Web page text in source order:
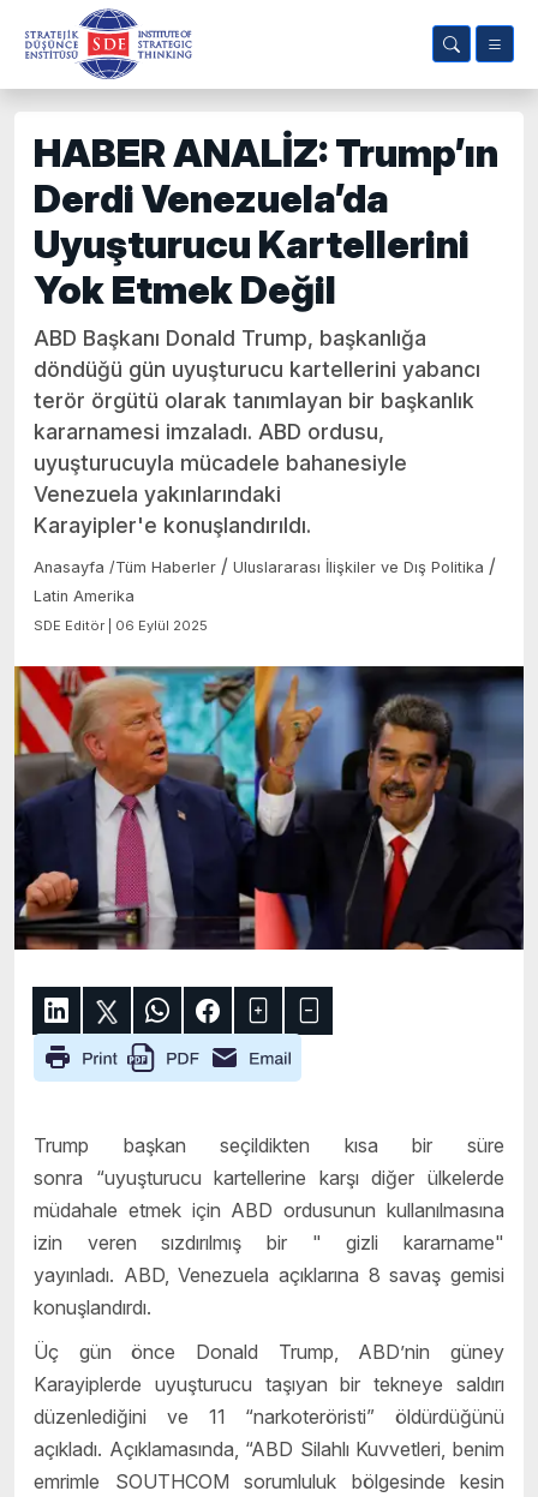
HABER ANALİZ: Trump’ın
Derdi Venezuela’da
Uyuşturucu Kartellerini
Yok Etmek Değil
ABD Başkanı Donald Trump, başkanlığa
döndüğü gün uyuşturucu kartellerini yabancı
terör örgütü olarak tanımlayan bir başkanlık
kararnamesi imzaladı. ABD ordusu,
uyuşturucuyla mücadele bahanesiyle
Venezuela yakınlarındaki
Karayipler'e konuşlandırıldı.
Anasayfa /Tüm Haberler / Uluslararası İlişkiler ve Dış Politika /
Latin Amerika
SDE Editör | 06 Eylül 2025
Trump başkan seçildikten kısa bir süre
sonra “uyuşturucu kartellerine karşı diğer ülkelerde
müdahale etmek için ABD ordusunun kullanılmasına
izin veren sızdırılmış bir " gizli kararname"
yayınladı. ABD, Venezuela açıklarına 8 savaş gemisi
konuşlandırdı.
Üç gün önce Donald Trump, ABD’nin güney
Karayiplerde uyuşturucu taşıyan bir tekneye saldırı
düzenlediğini ve 11 “narkoteröristi” öldürdüğünü
açıkladı. Açıklamasında, “ABD Silahlı Kuvvetleri, benim
emrimle SOUTHCOM sorumluluk bölgesinde kesin